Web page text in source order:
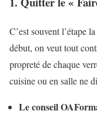
C’est souvent l’étape
début, on veut tout
propreté de chaque
cuisine ou en salle ne
Le conseil